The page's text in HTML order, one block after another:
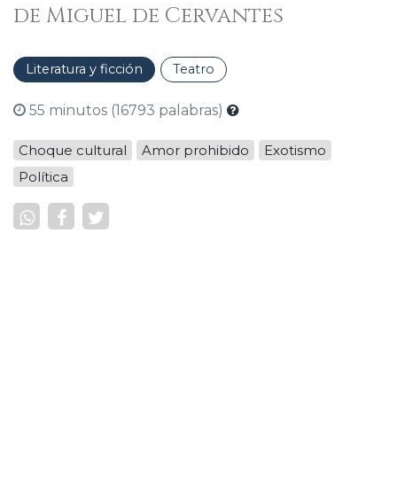
de Miguel de Cervantes
Literatura y ficción Teatro
55 minutos (16793 palabras)
Choque cultural Amor prohibido
Exotismo
Política